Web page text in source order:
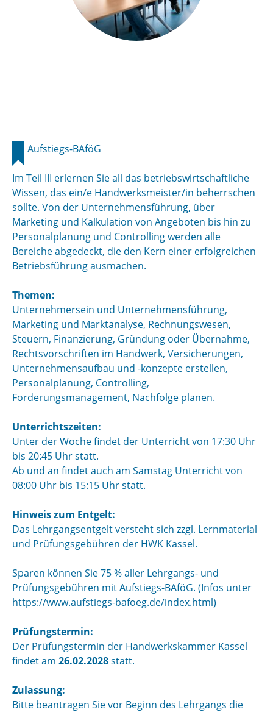
Aufstiegs-BAföG
Im Teil III erlernen Sie all das betriebswirtschaftliche
Wissen, das ein/e Handwerksmeister/in beherrschen
sollte. Von der Unternehmensführung, über
Marketing und Kalkulation von Angeboten bis hin zu
Personalplanung und Controlling werden alle
Bereiche abgedeckt, die den Kern einer erfolgreichen
Betriebsführung ausmachen.
Themen:
Unternehmersein und Unternehmensführung,
Marketing und Marktanalyse, Rechnungswesen,
Steuern, Finanzierung, Gründung oder Übernahme,
Rechtsvorschriften im Handwerk, Versicherungen,
Unternehmensaufbau und -konzepte erstellen,
Personalplanung, Controlling,
Forderungsmanagement, Nachfolge planen.
Unterrichtszeiten:
Unter der Woche findet der Unterricht von 17:30 Uhr
bis 20:45 Uhr statt.
Ab und an findet auch am Samstag Unterricht von
08:00 Uhr bis 15:15 Uhr statt.
Hinweis zum Entgelt:
Das Lehrgangsentgelt versteht sich zzgl. Lernmaterial
und Prüfungsgebühren der HWK Kassel.
Sparen können Sie 75 % aller Lehrgangs- und
Prüfungsgebühren mit Aufstiegs-BAföG. (Infos unter
https://www.aufstiegs-bafoeg.de/index.html)
Prüfungstermin:
Der Prüfungstermin der Handwerkskammer Kassel
findet am 26.02.2028statt.
Zulassung:
Bitte beantragen Sie vor Beginn des Lehrgangs die